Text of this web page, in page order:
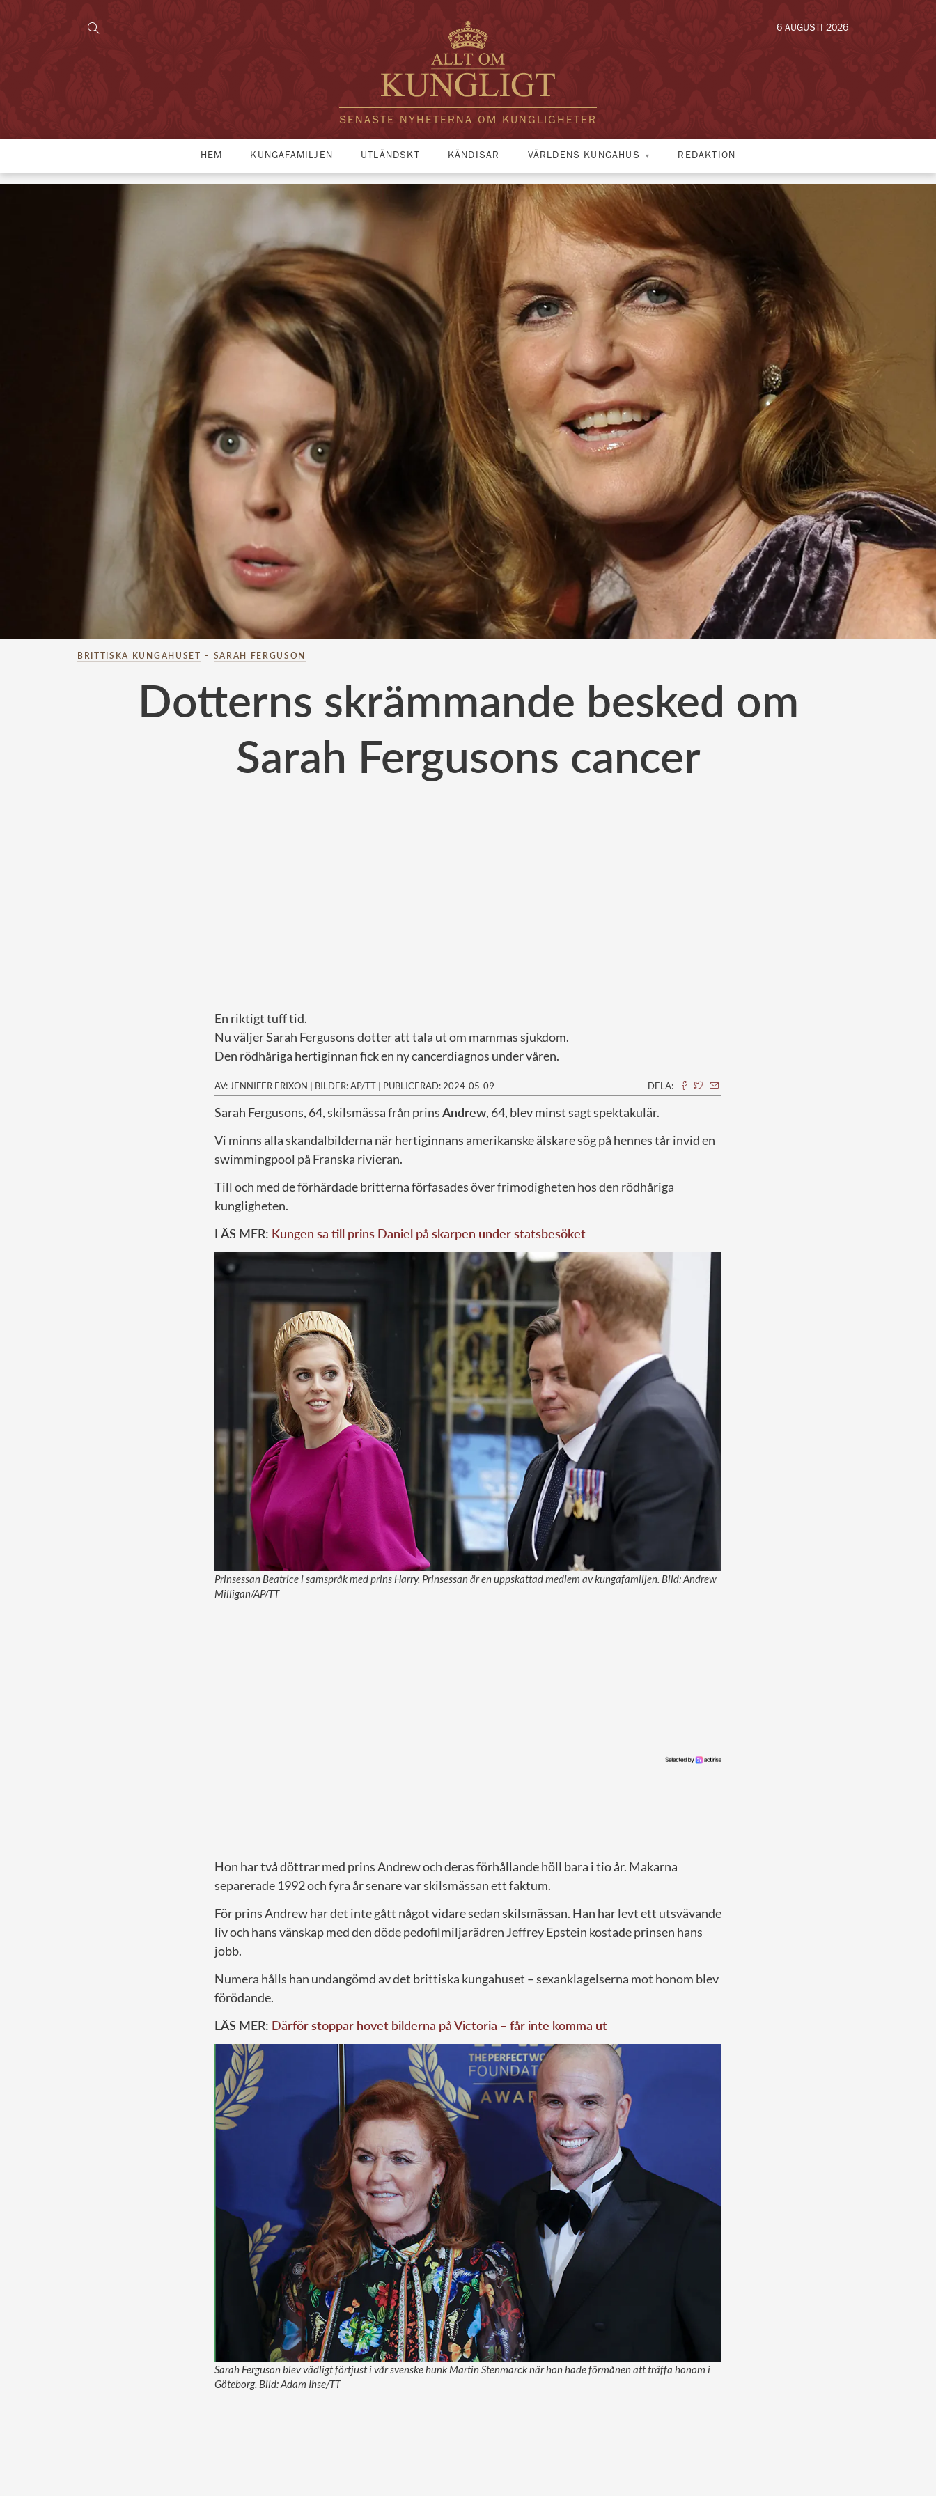
SENASTE NYHETERNA OM KUNGLIGHETER
6 AUGUSTI 2026
HEM KUNGAFAMILJEN UTLÄNDSKT KÄNDISAR VÄRLDENS KUNGAHUS REDAKTION
BRITTISKA KUNGAHUSET – SARAH FERGUSON
Dotterns skrämmande besked om
Sarah Fergusons cancer
En riktigt tuff tid.
Nu väljer Sarah Fergusons dotter att tala ut om mammas sjukdom.
Den rödhåriga hertiginnan fick en ny cancerdiagnos under våren.
AV: JENNIFER ERIXON | BILDER: AP/TT | PUBLICERAD: 2024-05-09 DELA:
Sarah Fergusons, 64, skilsmässa från prinsAndrew, 64, blev minst sagt spektakulär.
Vi minns alla skandalbilderna när hertiginnans amerikanske älskare sög på hennes tår invid en
swimmingpool på Franska rivieran.
Till och med de förhärdade britterna förfasades över frimodigheten hos den rödhåriga
kungligheten.
LÄS MER: Kungen sa till prins Daniel på skarpen under statsbesöket
Prinsessan Beatrice i samspråk med prins Harry. Prinsessan är en uppskattad medlem av kungafamiljen. Bild: Andrew
Milligan/AP/TT
Hon har två döttrar med prins Andrew och deras förhållande höll bara i tio år. Makarna
separerade 1992 och fyra år senare var skilsmässan ett faktum.
För prins Andrew har det inte gått något vidare sedan skilsmässan. Han har levt ett utsvävande
liv och hans vänskap med den döde pedofilmiljarädren Jeffrey Epstein kostade prinsen hans
jobb.
Numera hålls han undangömd av det brittiska kungahuset – sexanklagelserna mot honom blev
förödande.
LÄS MER: Därför stoppar hovet bilderna på Victoria – får inte komma ut
Sarah Ferguson blev vädligt förtjust i vår svenske hunk Martin Stenmarck när hon hade förmånen att träffa honom i
Göteborg. Bild: Adam Ihse/TT